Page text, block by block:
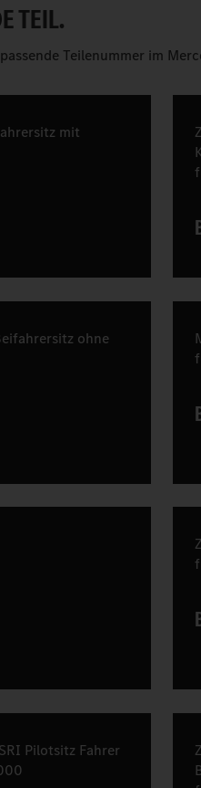
TEIL.
Teilenummer im
mit
ohne
Pilotsitz Fahrer